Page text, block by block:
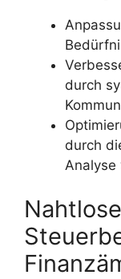
durch
durch